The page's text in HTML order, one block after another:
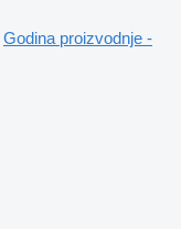
Godina proizvodnje -